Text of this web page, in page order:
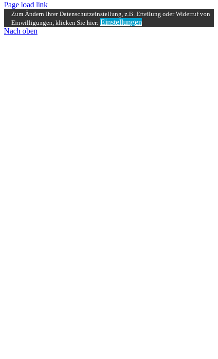
Page load link
Zum Ändern Ihrer Datenschutzeinstellung, z.B. Erteilung oder Widerruf von
Einwilligungen, klicken Sie hier: Einstellungen
Nach oben